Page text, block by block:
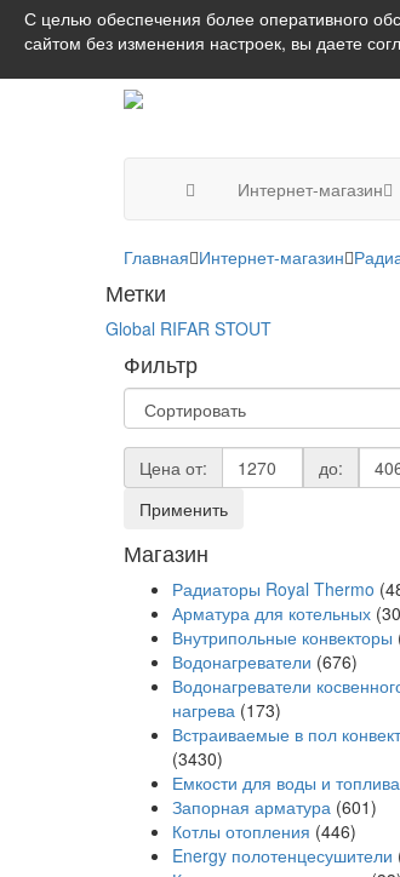
Интернет-магазин
Главная Интернет-магазин
Метки
Global RIFAR STOUT
Фильтр
Цена от:
до:
Применить
Магазин
Радиаторы Royal Thermo
Арматура для котельных
Внутрипольные конвекторы
Водонагреватели (676)
Водонагреватели
нагрева (173)
Встраиваемые в пол
(3430)
Емкости для воды и топлива
Запорная арматура (601)
Котлы отопления (446)
Energy полотенцесушители
С целью обеспечения более оперативного
сайтом без изменения настроек, вы даете